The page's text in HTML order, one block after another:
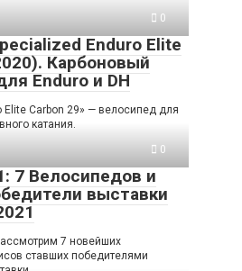
0
Enduro Elite
Карбоновый
Enduro и DH
Elite Carbon 29» — велосипед для
катания.
0
7 Велосипедов и
выставки
7 новейших
ставших победителями